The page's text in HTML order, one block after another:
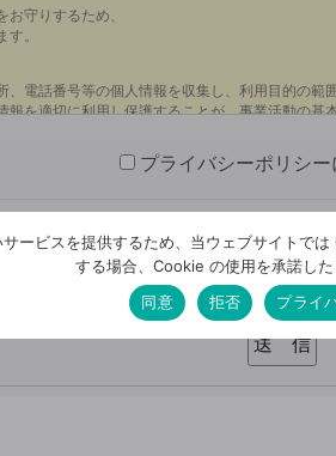
プライバシーポリシー
※確認画面はございません。今一度、
確認しま
サービスを提供するため、当ウェブサイトで
する場合、Cookie の使用を承諾した
同意
拒否 プライ